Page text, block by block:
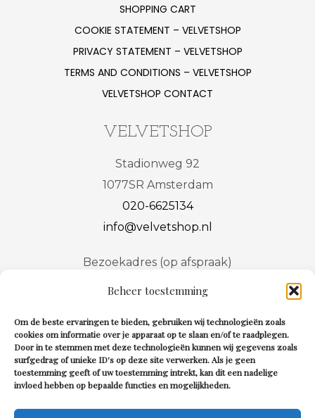
Beheer toestemming
Om de beste ervaringen te bieden, gebruiken wij technologieën zoals
cookies om informatie over je apparaat op te slaan en/of te raadplegen.
Door in te stemmen met deze technologieën kunnen wij gegevens zoals
surfgedrag of unieke ID's op deze site verwerken. Als je geen
toestemming geeft of uw toestemming intrekt, kan dit een nadelige
invloed hebben op bepaalde functies en mogelijkheden.
SHOPPING CART
COOKIE STATEMENT – VELVETSHOP
PRIVACY STATEMENT – VELVETSHOP
TERMS AND CONDITIONS – VELVETSHOP
VELVETSHOP CONTACT
VELVETSHOP
Stadionweg 92
1077SR Amsterdam
020-6625134
info@velvetshop.nl
Bezoekadres (op afspraak)
Stadionweg
92
Terms and conditions
Privacy statement